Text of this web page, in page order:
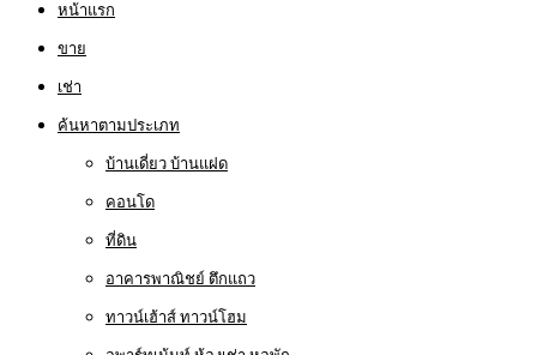
หน้าแรก
ขาย
เช่า
ค้นหาตามประเภท
บ้านเดี่ยว บ้านแฝด
คอนโด
ที่ดิน
อาคารพาณิชย์ ตึกแถว
ทาวน์เฮ้าส์ ทาวน์โฮม